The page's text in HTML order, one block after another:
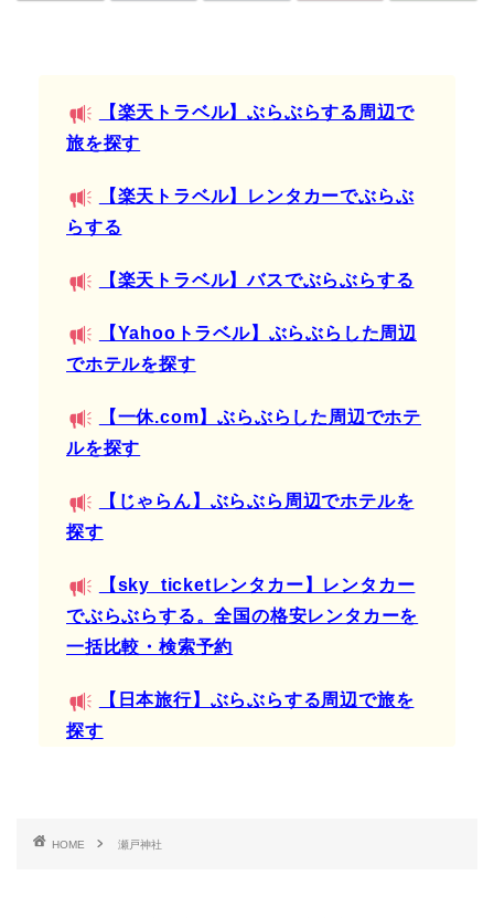
【楽天トラベル】ぶらぶらする周辺で
旅を探す
【楽天トラベル】レンタカーでぶらぶ
らする
【楽天トラベル】バスでぶらぶらする
【Yahooトラベル】ぶらぶらした周辺
でホテルを探す
【一休.com】ぶらぶらした周辺でホテ
ルを探す
【じゃらん】ぶらぶら周辺でホテルを
探す
【sky_ticketレンタカー】レンタカー
でぶらぶらする。全国の格安レンタカーを
一括比較・検索予約
【日本旅行】ぶらぶらする周辺で旅を
探す
HOME 瀬戸神社